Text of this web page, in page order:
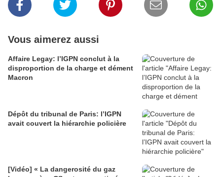
Vous aimerez aussi
Affaire Legay: l’IGPN conclut à la
disproportion de la charge et dément
Macron
Dépôt du tribunal de Paris: l’IGPN
avait couvert la hiérarchie policière
[Vidéo] « La dangerosité du gaz